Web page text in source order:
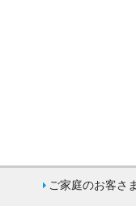
ご家庭のお客さ